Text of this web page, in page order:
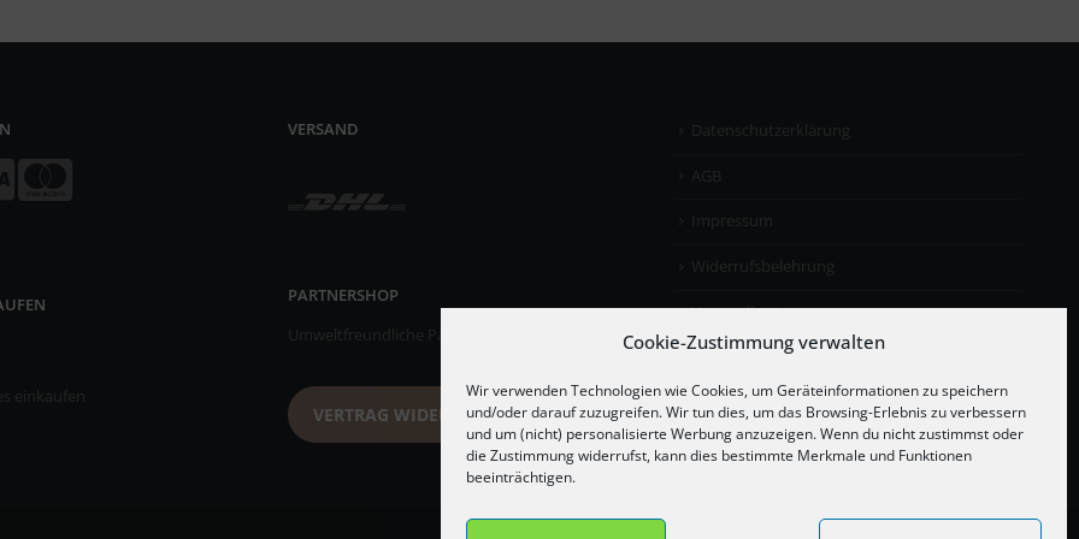
Cookie-Zustimmung verwalten
Wir verwenden Technologien wie Cookies, um Geräteinformationen zu speichern
und/oder darauf zuzugreifen. Wir tun dies, um das Browsing-Erlebnis zu verbessern
und um (nicht) personalisierte Werbung anzuzeigen. Wenn du nicht zustimmst oder
die Zustimmung widerrufst, kann dies bestimmte Merkmale und Funktionen
beeinträchtigen.
einkaufen
VERSAND
PARTNERSHOP
Umweltfreundliche Papiertischsets
VERTRAG WIDERRUFEN
Datenschutzerklärung
AGB
Impressum
Widerrufsbelehrung
Versandkosten